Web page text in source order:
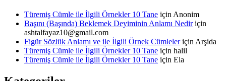
Türemiş Cümle ile İlgili Örnekler 10 Tane için Anonim
Başını (Başında) Beklemek Deyiminin Anlamı Nediriçin
ashtalfayaz10@gmail.com
Figür Sözlük Anlamı ve ile İlgili Örnek Cümleleriçin Arşida
Türemiş Cümle ile İlgili Örnekler 10 Tane için halil
Türemiş Cümle ile İlgili Örnekler 10 Tane için Ela